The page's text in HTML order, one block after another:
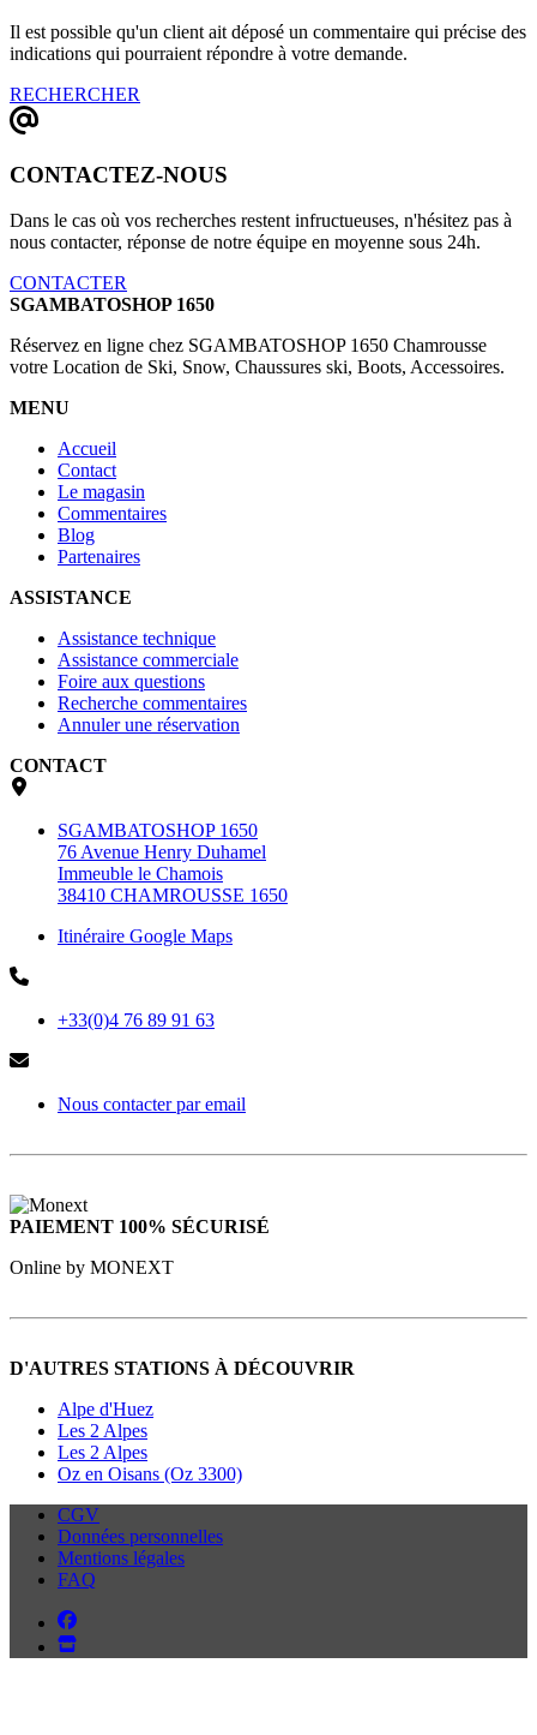
Il est possible qu'un client ait déposé un commentaire qui précise des
indications qui pourraient répondre à votre demande.
RECHERCHER
CONTACTEZ-NOUS
Dans le cas où vos recherches restent infructueuses, n'hésitez pas à
nous contacter, réponse de notre équipe en moyenne sous 24h.
CONTACTER
SGAMBATOSHOP 1650
Réservez en ligne chez SGAMBATOSHOP 1650 Chamrousse
votre Location de Ski, Snow, Chaussures ski, Boots, Accessoires.
MENU
Accueil
Contact
Le magasin
Commentaires
Blog
Partenaires
ASSISTANCE
Assistance technique
Assistance commerciale
Foire aux questions
Recherche commentaires
Annuler une réservation
CONTACT
SGAMBATOSHOP 1650
76 Avenue Henry Duhamel
Immeuble le Chamois
38410 CHAMROUSSE 1650
Itinéraire Google Maps
+33(0)4 76 89 91 63
Nous contacter par email
PAIEMENT 100% SÉCURISÉ
Online by MONEXT
D'AUTRES STATIONS À DÉCOUVRIR
Alpe d'Huez
Les 2 Alpes
Les 2 Alpes
Oz en Oisans (Oz 3300)
CGV
Données personnelles
Mentions légales
FAQ